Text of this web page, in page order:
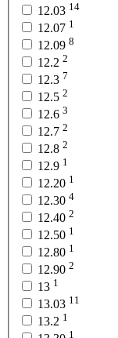
12.03 14
12.07 1
12.09 8
12.2 2
12.3 7
12.5 2
12.6 3
12.7 2
12.8 2
12.9 1
12.20 1
12.30 4
12.40 2
12.50 1
12.80 1
12.90 2
13 1
13.03 11
13.2 1
1